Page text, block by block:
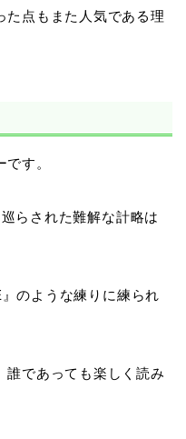
た点もまた人気である理
す。
らされた難解な計略は
のような練りに練られ
誰であっても楽しく読み